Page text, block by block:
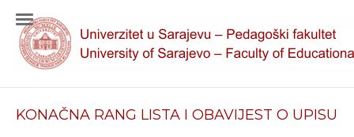
KONAČNA RANG LISTA I OBAVIJEST O UPISU